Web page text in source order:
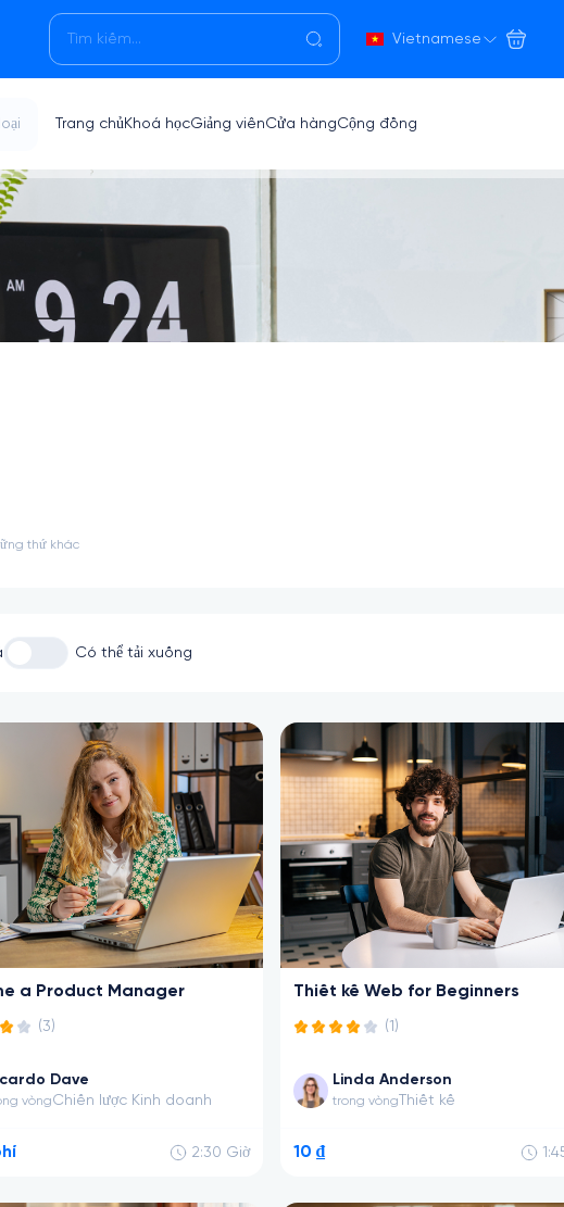
Vietnamese
Trang chủ Khoá họcGiảng viênCửa hàngCộng đồng
thứ khác
Có thể tải xuống
a Product Manager
(3)
Dave
vòngChiến lược Kinh doanh
2:30 Giờ
Thiết kế Web for Beginners
(1)
Linda Anderson
trong vòng Thiết kế
10 ₫